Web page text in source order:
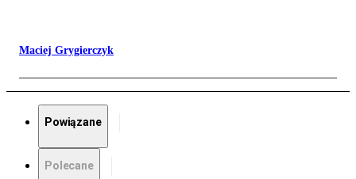
Maciej Grygierczyk
Powiązane
Polecane